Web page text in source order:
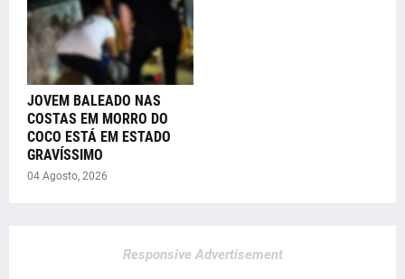
JOVEM BALEADO NAS
COSTAS EM MORRO DO
COCO ESTÁ EM ESTADO
GRAVÍSSIMO
04 Agosto, 2026
Responsive Advertisement